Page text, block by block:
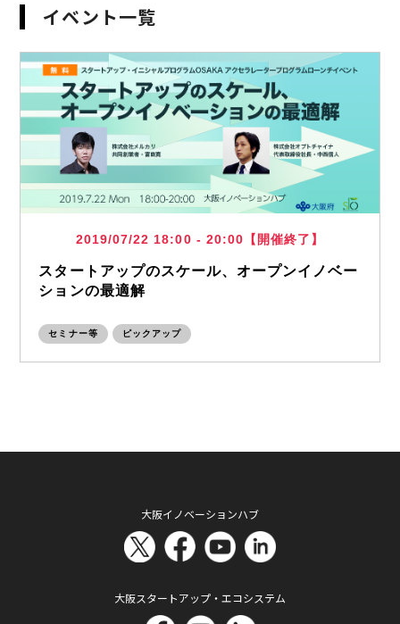
イベント一覧
2019/07/22 18:00 - 20:00【開催終了】
スタートアップのスケール、オープンイノベー
ションの最適解
セミナー等 ピックアップ
大阪イノベーションハブ
大阪スタートアップ・エコシステム